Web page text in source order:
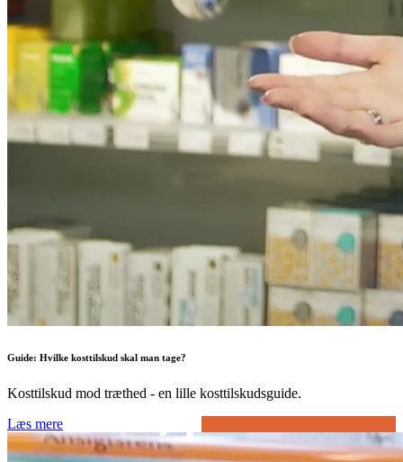
Guide: Hvilke kosttilskud skal man tage?
Kosttilskud mod træthed - en lille kosttilskudsguide.
Læs mere